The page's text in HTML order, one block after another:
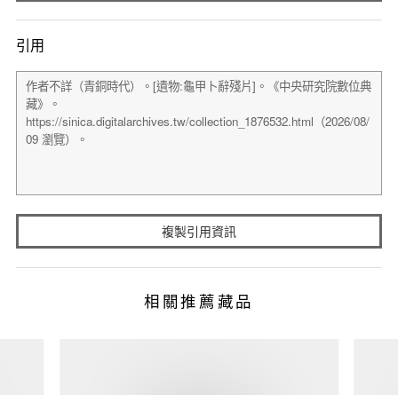
引用
複製引用資訊
相關推薦藏品